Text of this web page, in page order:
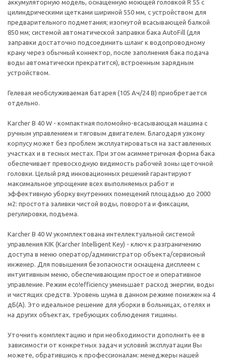
аккумуляторную модель, оснащенную моющей головкой R 55 с
цилиндрическими щетками шириной 550 мм, с устройством для
предварительного подметания; изогнутой всасывающей балкой
850 мм; системой автоматической заправки бака AutoFill (для
заправки достаточно подсоединить шланг к водопроводному
крану через обычный коннектор, после заполнения бака подача
воды автоматически прекратится), встроенным зарядным
устройством.
Гелевая необслуживаемая батарея (105 Ач/24 В) приобретается
отдельно.
Karcher B 40 W - компактная поломойно-всасывающая машина с
ручным управлением и тяговым двигателем. Благодаря узкому
корпусу может без проблем эксплуатироваться на заставленных
участках и в тесных местах. При этом асимметричная форма бака
обеспечивает превосходную видимость рабочей зоны щеточной
головки. Целый ряд инновационных решений гарантируют
максимальное упрощение всех выполняемых работ и
эффективную уборку внутренних помещений площадью до 2000
м2: простота заливки чистой воды, поворота и фиксации,
регулировки, подъема.
Karcher B 40 W укомплектована интеллектуальной системой
управления KIK (Karcher Intelligent Key) - ключ к разграничению
доступа в меню оператор/администратор объекта/сервисный
инженер. Для повышения безопасности оснащена дисплеем с
интуитивным меню, обеспечивающим простое и оперативное
управление. Режим eco!efficiency уменьшает расход энергии, воды
и чистящих средств. Уровень шума в данном режиме понижен на 4
дБ(А). Это идеальное решение для уборки в больницах, отелях и
на других объектах, требующих соблюдения тишины.
Уточнить комплектацию и при необходимости дополнить ее в
зависимости от конкретных задач и условий эксплуатации Вы
можете, обратившись к профессионалам: менеджеры нашей